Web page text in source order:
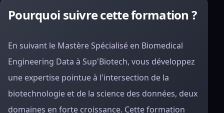
Pourquoi suivre cette formation ?
En suivant le Mastère Spécialisé en Biomedical
Engineering Data à Sup'Biotech, vous développez
une expertise pointue à l'intersection de la
biotechnologie et de la science des données, deux
domaines en forte croissance. Cette formation